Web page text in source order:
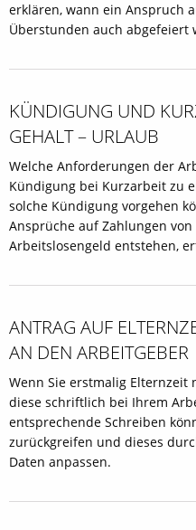
erklären, wann ein Anspruch
Überstunden auch abgefeiert
KÜNDIGUNG UND
GEHALT – URLAUB
Welche Anforderungen der
Kündigung bei Kurzarbeit zu
solche Kündigung vorgehen
Ansprüche auf Zahlungen
Arbeitslosengeld entstehen,
ANTRAG AUF
AN DEN ARBEITGEBER
Wenn Sie erstmalig Elternzeit
diese schriftlich bei Ihrem
entsprechende Schreiben
zurückgreifen und dieses
Daten anpassen.